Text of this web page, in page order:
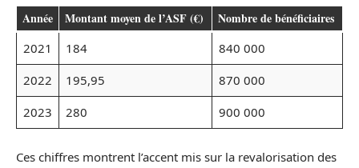
Année Montant moyen de l’ASF (€) Nombre de bénéficiaires
2021 184
840 000
2022
195,95
870 000
2023
280 900 000
Ces chiffres montrent l’accent mis sur la revalorisation des